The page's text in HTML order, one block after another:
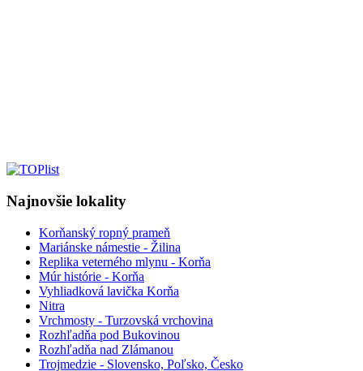
Najnovšie lokality
Korňanský ropný prameň
Mariánske námestie - Žilina
Replika veterného mlynu - Korňa
Múr histórie - Korňa
Vyhliadková lavička Korňa
Nitra
Vrchmosty - Turzovská vrchovina
Rozhľadňa pod Bukovinou
Rozhľadňa nad Zlámanou
Trojmedzie - Slovensko, Poľsko, Česko